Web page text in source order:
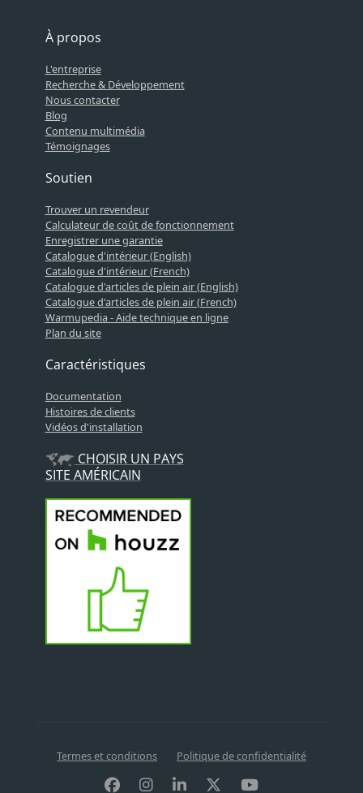
À propos
L'entreprise
Recherche & Développement
Nous contacter
Blog
Contenu multimédia
Témoignages
Soutien
Trouver un revendeur
Calculateur de coût de fonctionnement
Enregistrer une garantie
Catalogue d'intérieur (English)
Catalogue d'intérieur (French)
Catalogue d'articles de plein air (English)
Catalogue d'articles de plein air (French)
Warmupedia - Aide technique en ligne
Plan du site
Caractéristiques
Documentation
Histoires de clients
Vidéos d'installation
CHOISIR UN PAYS
SITE AMÉRICAIN
Termes et conditions Politique de confidentialité